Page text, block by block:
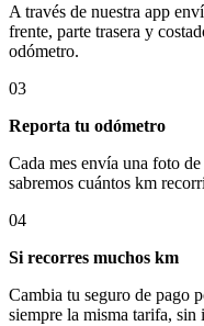
A través de nuestra app
frente, parte trasera y
odómetro.
03
Reporta tu odómetro
Cada mes envía una foto
sabremos cuántos km
04
Si recorres muchos km
Cambia tu seguro de pago
siempre la misma tarifa, sin